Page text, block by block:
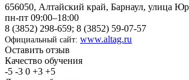
656050, Алтайский край, Барнаул, улица
пн-пт 09:00–18:00
8 (3852) 298-659; 8 (3852) 59-07-57
Официальный сайт: www.altag.ru
Оставить отзыв
Качество обучения
-5 -3 0 +3 +5